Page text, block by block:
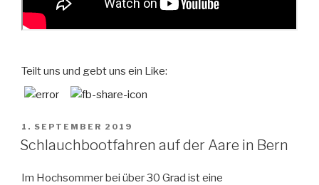
Teilt uns und gebt uns ein Like:
VERÖFFENTLICHT
AM
1. SEPTEMBER 2019
Schlauchbootfahren auf der Aare in Bern
Im Hochsommer bei über 30 Grad ist eine